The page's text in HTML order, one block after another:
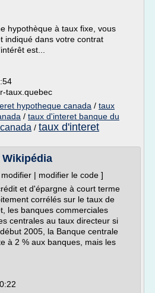
hypothèque à taux fixe, vous
indiqué dans votre contrat
est...
taux.quebec
hypotheque canada / taux
/ taux d'interet banque du
/ taux d'interet
| modifier le code ]
et d'épargne à court terme
corrélés sur le taux de
les banques commerciales
centrales au taux directeur si
2005, la Banque centrale
à 2 % aux banques, mais les